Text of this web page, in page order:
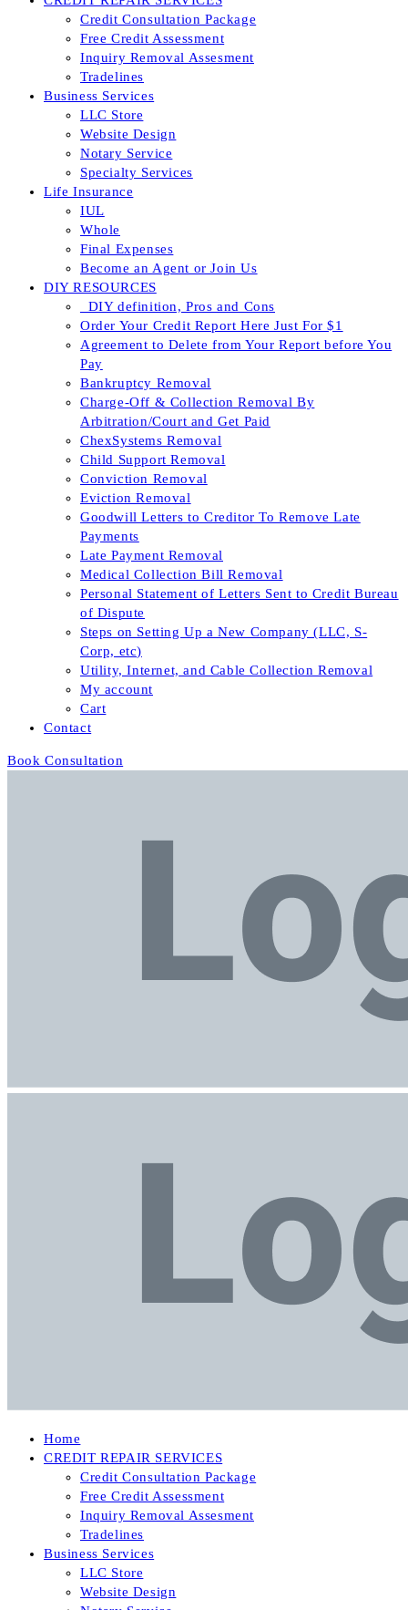
Credit Consultation Package
Free Credit Assessment
Inquiry Removal Assesment
Tradelines
Business Services
LLC Store
Website Design
Notary Service
Specialty Services
Life Insurance
IUL
Whole
Final Expenses
Become an Agent or Join Us
DIY RESOURCES
_DIY definition, Pros and Cons
Order Your Credit Report Here Just For $1
Agreement to Delete from Your Report before You
Pay
Bankruptcy Removal
Charge-Off & Collection Removal By
Arbitration/Court and Get Paid
ChexSystems Removal
Child Support Removal
Conviction Removal
Eviction Removal
Goodwill Letters to Creditor To Remove Late
Payments
Late Payment Removal
Medical Collection Bill Removal
Personal Statement of Letters Sent to Credit Bureau
of Dispute
Steps on Setting Up a New Company (LLC, S-
Corp, etc)
Utility, Internet, and Cable Collection Removal
My account
Cart
Contact
Book Consultation
Home
CREDIT REPAIR SERVICES
Credit Consultation Package
Free Credit Assessment
Inquiry Removal Assesment
Tradelines
Business Services
LLC Store
Website Design